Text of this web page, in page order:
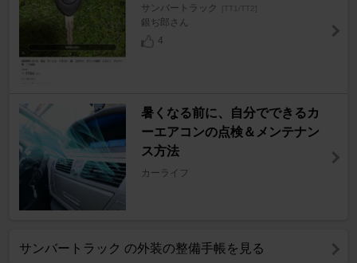
サンバートラック
銀ぢ郎さん
4
暑くなる前に、自分でできるカ
ーエアコンの点検＆メンテナン
ス方法
カーライフ
サンバートラック の外装の整備手帳を見る